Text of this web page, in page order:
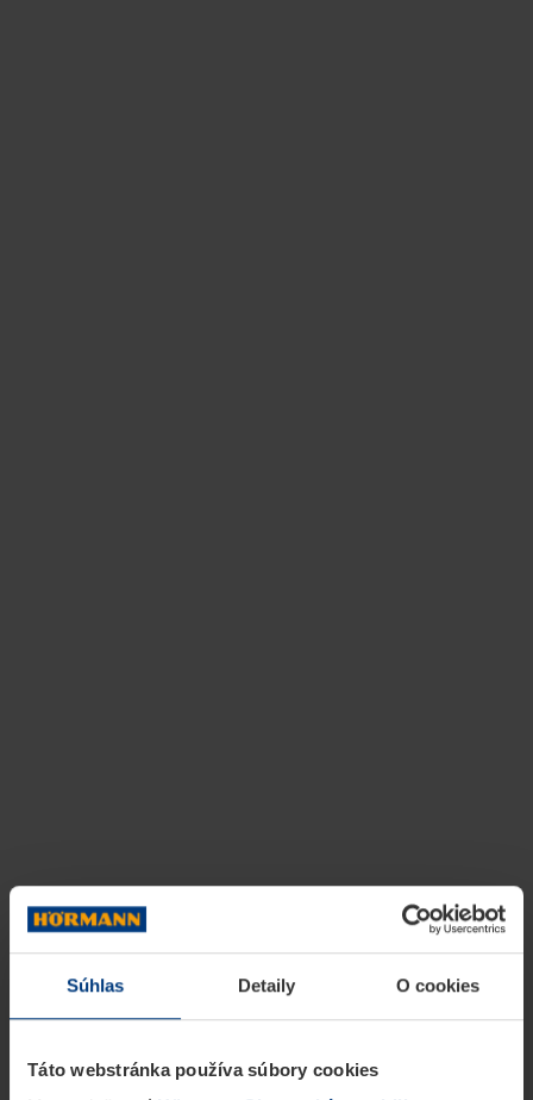
Súhlas Detaily O cookies
Táto webstránka používa súbory cookies